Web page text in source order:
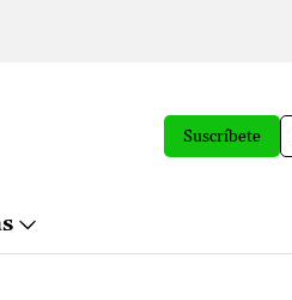
Suscríbete